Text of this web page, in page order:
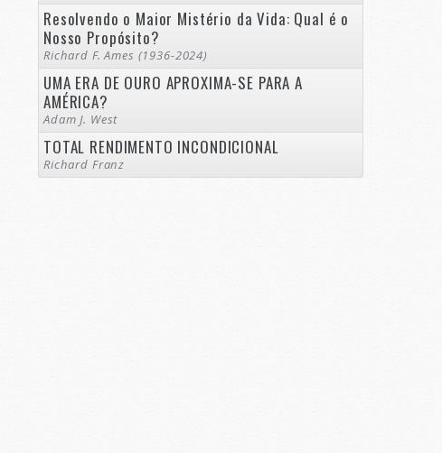
Resolvendo o Maior Mistério da Vida: Qual é o
Nosso Propósito?
Richard F. Ames (1936-2024)
UMA ERA DE OURO APROXIMA-SE PARA A
AMÉRICA?
Adam J. West
TOTAL RENDIMENTO INCONDICIONAL
Richard Franz